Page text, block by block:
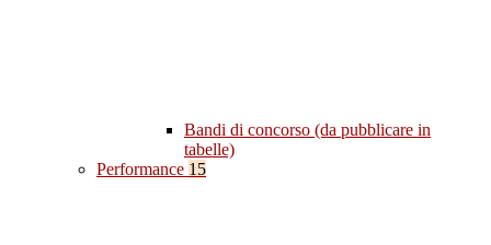
Bandi di concorso (da pubblicare in
tabelle)
Performance 15